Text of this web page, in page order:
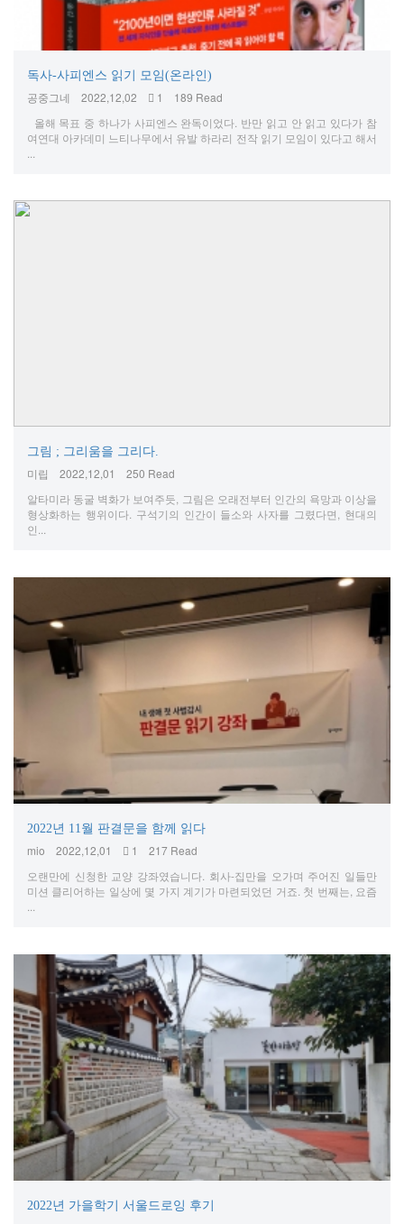
독사-사피엔스 읽기 모임(온라인)
공중그네 2022,12,02 1
189 Read
올해 목표 중 하나가 사피엔스 완독이었다. 반만 읽고 안 읽고 있다가 참
여연대 아카데미 느티나무에서 유발 하라리 전작 읽기 모임이 있다고 해서
그림 ; 그리움을 그리다.
미립 2022,12,01
250 Read
알타미라 동굴 벽화가 보여주듯, 그림은 오래전부터 인간의 욕망과 이상을
형상화하는 행위이다. 구석기의 인간이 들소와 사자를 그렸다면, 현대의
인...
2022년 11월 판결문을 함께 읽다
mio 2022,12,01 1
217 Read
오랜만에 신청한 교양 강좌였습니다. 회사-집만을 오가며 주어진 일들만
미션 클리어하는 일상에 몇 가지 계기가 마련되었던 거죠. 첫 번째는, 요즘
2022년 가을학기 서울드로잉 후기